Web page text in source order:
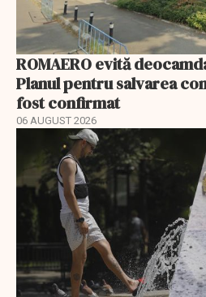
ROMAERO evită
Planul pentru salvarea
fost confirmat
06 AUGUST 2026